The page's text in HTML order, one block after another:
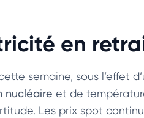
en
semaine, sous l’effet
nucléaire et de
Les prix spot